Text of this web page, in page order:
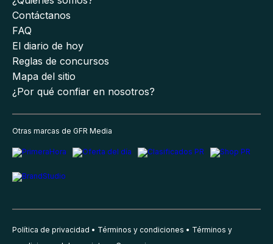
Contáctanos
FAQ
El diario de hoy
Reglas de concursos
Mapa del sitio
¿Por qué confiar en nosotros?
Otras marcas de GFR Media
Política de privacidad Términos y condiciones
Términos y